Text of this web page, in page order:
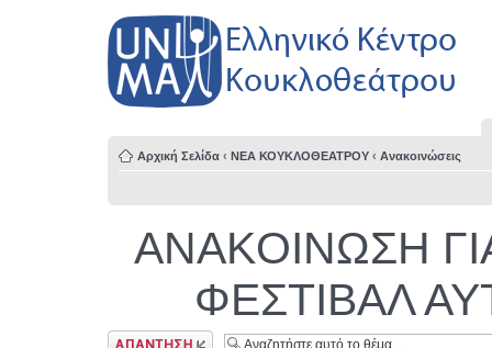
Αρχική Σελίδα ‹ ΝΕΑ ΚΟΥΚΛΟΘΕΑΤΡΟΥ ‹ Ανακοινώσεις
ANAKOIΝΩΣΗ
ΦΕΣΤΙΒΑΛ
Δημιουργία